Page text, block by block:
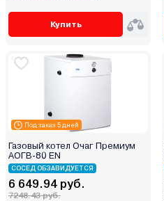
Купить
Под заказ 5 дней
Газовый котел Очаг Премиум
АОГВ-80 ЕN
СОСЕД ОБЗАВИДУЕТСЯ
6 649.94 руб.
7248.43 руб.